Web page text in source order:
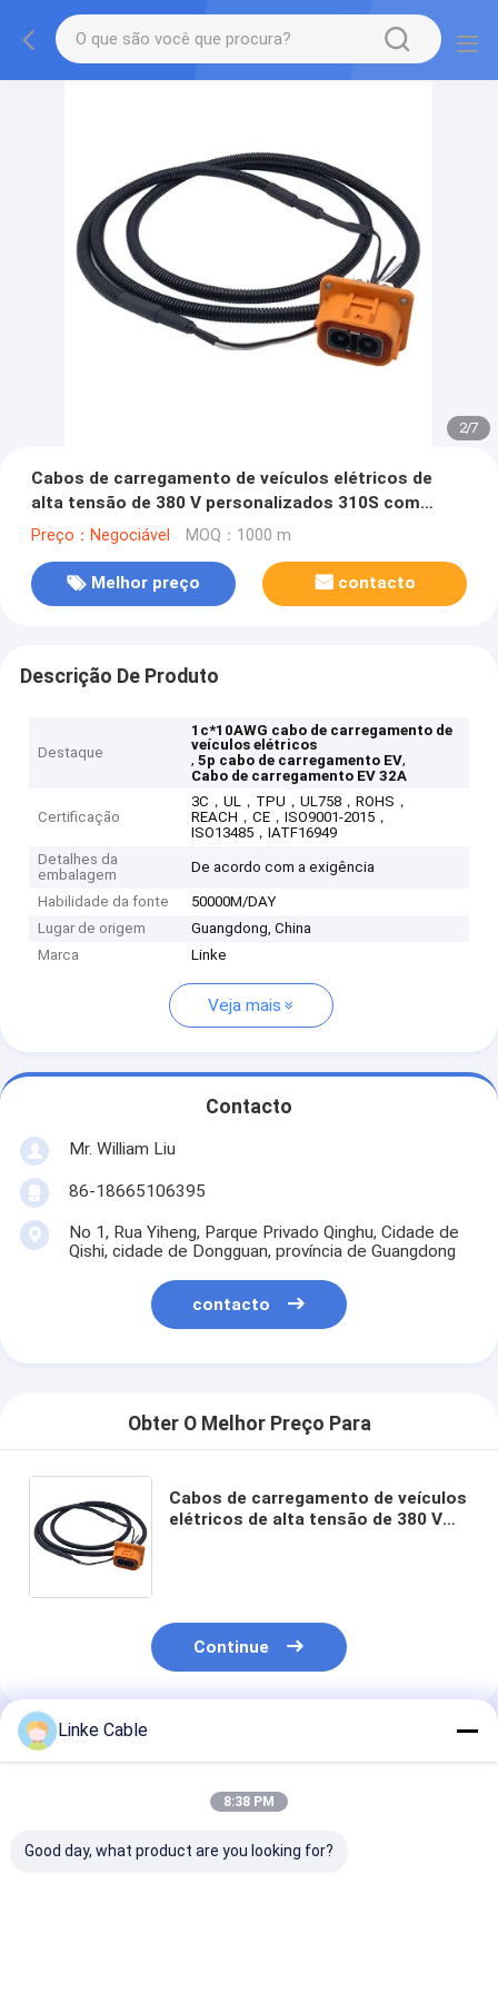
2/7
Cabos de carregamento de veículos elétricos de
alta tensão de 380 V personalizados 310S com
condutor de cobre nu para aplicações de energia
Preço：Negociável MOQ：1000 m
Melhor preço contacto
Descrição De Produto
Destaque
1c*10AWG cabo de carregamento de
veículos elétricos
,5p cabo de carregamento EV,
Cabo de carregamento EV 32A
Certificação
3C，UL，TPU，UL758，ROHS，
REACH，CE，ISO9001-2015，
ISO13485，IATF16949
Detalhes da
embalagem
De acordo com a exigência
Habilidade da fonte
50000M/DAY
Lugar de origem
Guangdong, China
Marca
Linke
Veja mais
Contacto
Mr. William Liu
86-18665106395
No 1, Rua Yiheng, Parque Privado Qinghu, Cidade de
Qishi, cidade de Dongguan, província de Guangdong
contacto
Obter O Melhor Preço Para
Cabos de carregamento de veículos
elétricos de alta tensão de 380 V
Continue
Produtos Recomendados
Linke Cable
8:38 PM
Good day, what product are you looking for?